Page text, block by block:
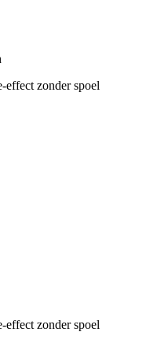
zonder spoel
zonder spoel